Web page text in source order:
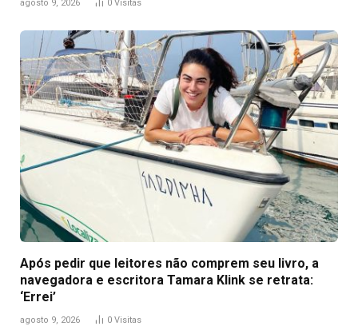
agosto 9, 2026 0 Visitas
Após pedir que leitores não comprem seu livro, a
navegadora e escritora Tamara Klink se retrata:
‘Errei’
agosto 9, 2026 0 Visitas